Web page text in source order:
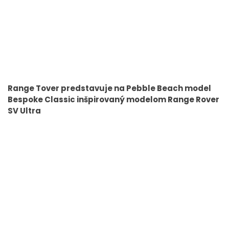
Range Tover predstavuje na Pebble Beach model
Bespoke Classic inšpirovaný modelom Range Rover
SV Ultra